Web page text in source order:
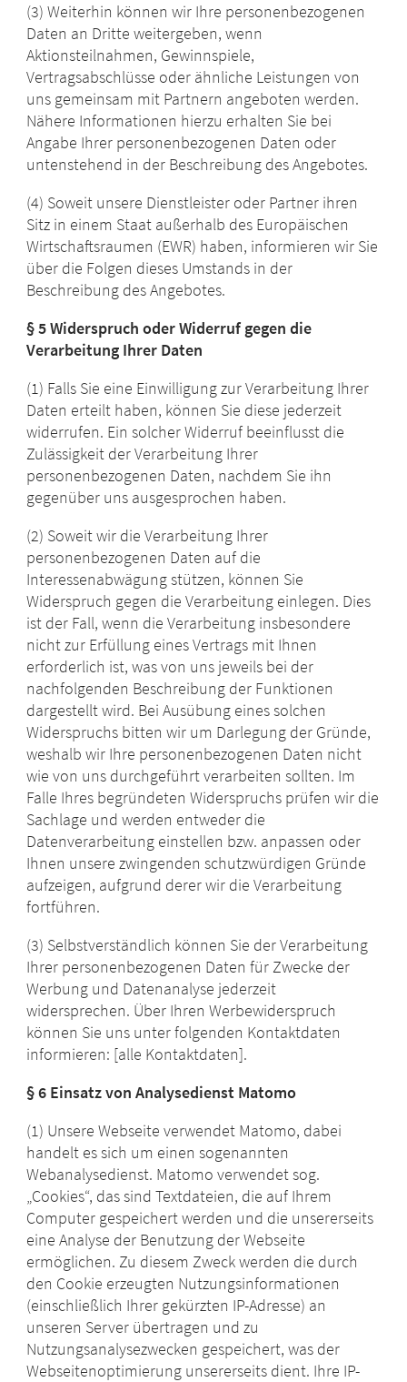
(3) Weiterhin können wir Ihre personenbezogenen
Daten an Dritte weitergeben, wenn
Aktionsteilnahmen, Gewinnspiele,
Vertragsabschlüsse oder ähnliche Leistungen von
uns gemeinsam mit Partnern angeboten werden.
Nähere Informationen hierzu erhalten Sie bei
Angabe Ihrer personenbezogenen Daten oder
untenstehend in der Beschreibung des Angebotes.
(4) Soweit unsere Dienstleister oder Partner ihren
Sitz in einem Staat außerhalb des Europäischen
Wirtschaftsraumen (EWR) haben, informieren wir Sie
über die Folgen dieses Umstands in der
Beschreibung des Angebotes.
§ 5 Widerspruch oder Widerruf gegen die
Verarbeitung Ihrer Daten
(1) Falls Sie eine Einwilligung zur Verarbeitung Ihrer
Daten erteilt haben, können Sie diese jederzeit
widerrufen. Ein solcher Widerruf beeinflusst die
Zulässigkeit der Verarbeitung Ihrer
personenbezogenen Daten, nachdem Sie ihn
gegenüber uns ausgesprochen haben.
(2) Soweit wir die Verarbeitung Ihrer
personenbezogenen Daten auf die
Interessenabwägung stützen, können Sie
Widerspruch gegen die Verarbeitung einlegen. Dies
ist der Fall, wenn die Verarbeitung insbesondere
nicht zur Erfüllung eines Vertrags mit Ihnen
erforderlich ist, was von uns jeweils bei der
nachfolgenden Beschreibung der Funktionen
dargestellt wird. Bei Ausübung eines solchen
Widerspruchs bitten wir um Darlegung der Gründe,
weshalb wir Ihre personenbezogenen Daten nicht
wie von uns durchgeführt verarbeiten sollten. Im
Falle Ihres begründeten Widerspruchs prüfen wir die
Sachlage und werden entweder die
Datenverarbeitung einstellen bzw. anpassen oder
Ihnen unsere zwingenden schutzwürdigen Gründe
aufzeigen, aufgrund derer wir die Verarbeitung
fortführen.
(3) Selbstverständlich können Sie der Verarbeitung
Ihrer personenbezogenen Daten für Zwecke der
Werbung und Datenanalyse jederzeit
widersprechen. Über Ihren Werbewiderspruch
können Sie uns unter folgenden Kontaktdaten
informieren: [alle Kontaktdaten].
§ 6 Einsatz von Analysedienst Matomo
(1) Unsere Webseite verwendet Matomo, dabei
handelt es sich um einen sogenannten
Webanalysedienst. Matomo verwendet sog.
„Cookies“, das sind Textdateien, die auf Ihrem
Computer gespeichert werden und die unsererseits
eine Analyse der Benutzung der Webseite
ermöglichen. Zu diesem Zweck werden die durch
den Cookie erzeugten Nutzungsinformationen
(einschließlich Ihrer gekürzten IP-Adresse) an
unseren Server übertragen und zu
Nutzungsanalysezwecken gespeichert, was der
Webseitenoptimierung unsererseits dient. Ihre IP-